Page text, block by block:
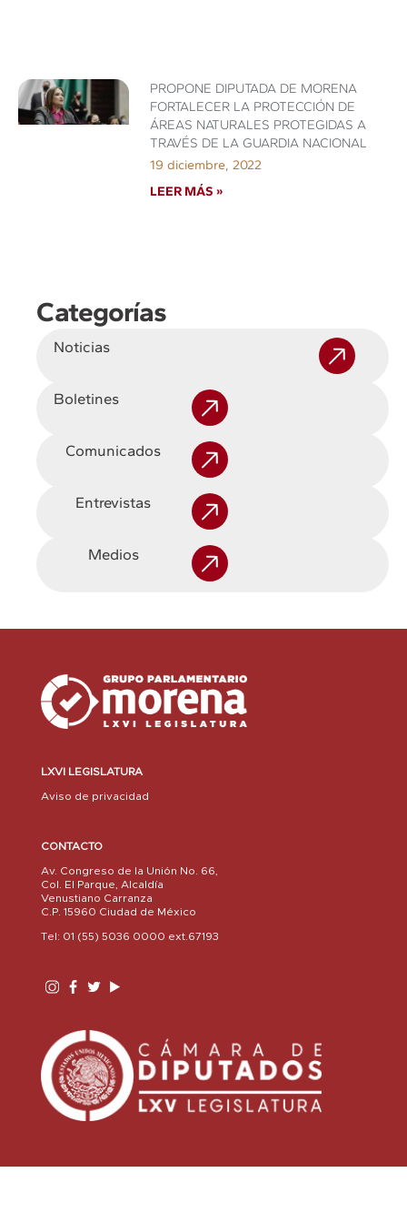
PROPONE DIPUTADA DE MORENA
FORTALECER LA PROTECCIÓN DE
ÁREAS NATURALES PROTEGIDAS A
TRAVÉS DE LA GUARDIA NACIONAL
19 diciembre, 2022
LEER MÁS »
Categorías
Noticias
Boletines
Comunicados
Entrevistas
Medios
LXVI LEGISLATURA
Aviso de privacidad
CONTACTO
Av. Congreso de la Unión No. 66,
Col. El Parque, Alcaldía
Venustiano Carranza
C.P. 15960 Ciudad de México
Tel: 01 (55) 5036 0000 ext.67193